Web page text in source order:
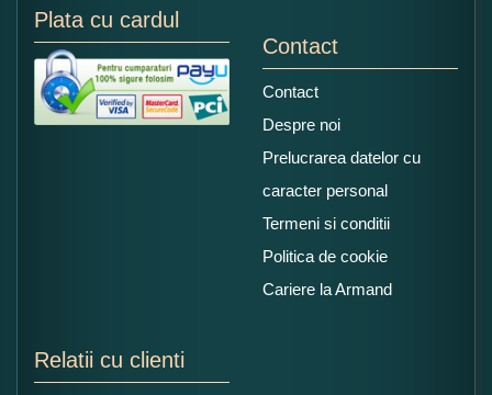
Plata cu cardul
Contact
Contact
Despre noi
Prelucrarea datelor cu
caracter personal
Termeni si conditii
Politica de cookie
Cariere la Armand
Relatii cu clienti